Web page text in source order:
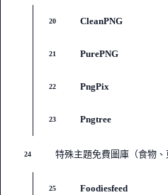
20 CleanPNG
21 PurePNG
22 PngPix
23 Pngtree
24 特殊主題免費圖庫（食物、
25 Foodiesfeed